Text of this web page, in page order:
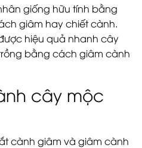
giống hữu tính bằng
giâm hay chiết cành.
hiệu quả nhanh cây
bằng cách giâm cành
cây mộc
cành giâm và giâm cành